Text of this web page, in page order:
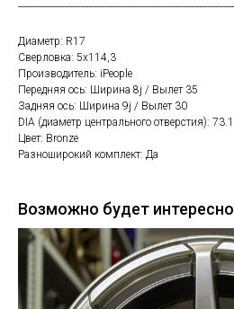
Диаметр: R17
Сверловка: 5х114,3
Производитель: iPeople
Передняя ось: Ширина 8j / Вылет 35
Задняя ось: Ширина 9j / Вылет 30
DIA (диаметр центрального отверстия): 73.1
Цвет: Bronze
Разноширокий комплект: Да
Возможно будет интересно